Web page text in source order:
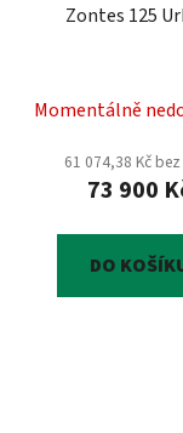
Zontes 125
Momentálně
61 074,38 Kč bez
73 900
DO